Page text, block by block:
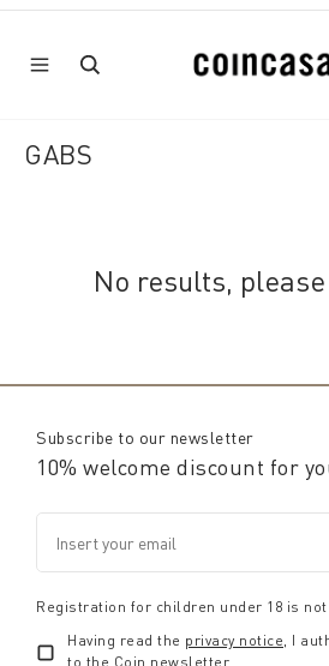
GABS
No results,
Subscribe to our newsletter
10% welcome discount for
Registration for children under 18 is
Having read the privacy notice, I
to the Coin newsletter